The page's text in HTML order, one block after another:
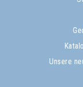
Unsere